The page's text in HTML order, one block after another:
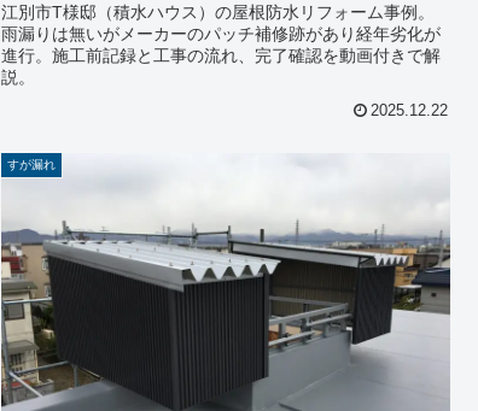
江別市T様邸（積水ハウス）の屋根防水リフォーム事例。
雨漏りは無いがメーカーのパッチ補修跡があり経年劣化が
進行。施工前記録と工事の流れ、完了確認を動画付きで解
説。
2025.12.22
すが漏れ